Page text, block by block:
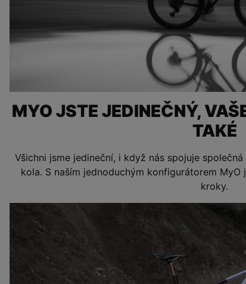
MYO JSTE JEDINEČNÝ,
TAKÉ
Všichni jsme jedineční, i když nás spojuje
kola. S naším jednoduchým konfigurátorem
kroky.